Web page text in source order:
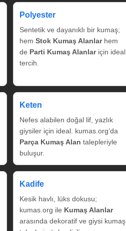
Polyester
Sentetik ve dayanıklı bir kumaş;
hem Stok Kumaş Alanlarhem
de Parti Kumaş Alanlariçin ideal
tercih.
Keten
Nefes alabilen doğal lif, yazlık
giysiler için ideal. kumas.org’da
Parça Kumaş Alan talepleriyle
buluşur.
Kadife
Kesik havlı, lüks dokusu;
kumas.org ile Kumaş Alanlar
arasında dekoratif ve giysi kumaş